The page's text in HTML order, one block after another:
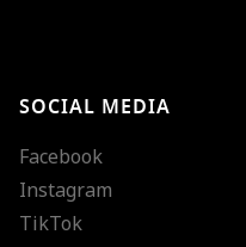
SOCIAL MEDIA
Facebook
Instagram
TikTok